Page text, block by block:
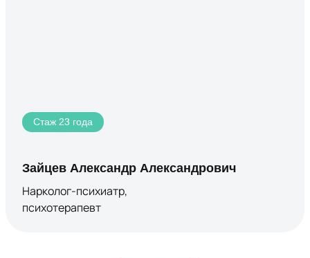
Стаж 23 года
Зайцев Александр Александрович
Нарколог-психиатр,
психотерапевт